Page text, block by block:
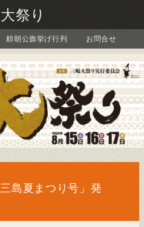
祭り
頼朝公旗挙げ行列 お問合せ
島夏まつり号」発